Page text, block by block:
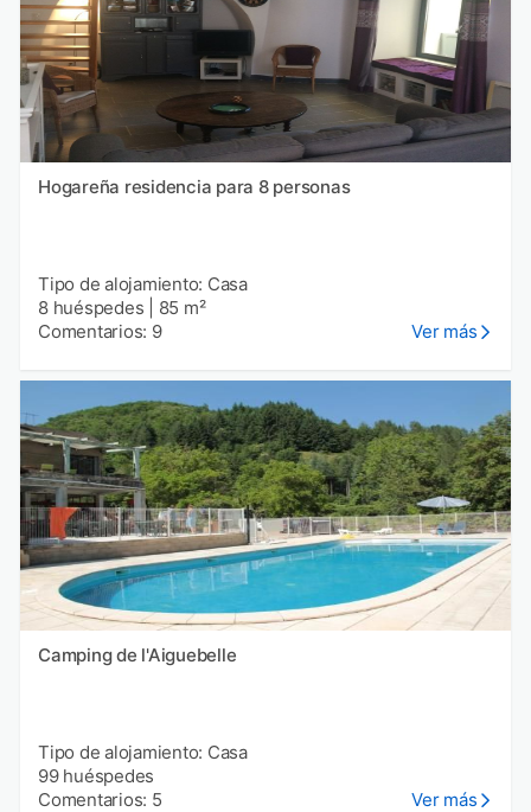
Hogareña residencia para 8 personas
Tipo de alojamiento: Casa
8 huéspedes
85 m²
Comentarios: 9
Ver más
Camping de l'Aiguebelle
Tipo de alojamiento: Casa
99 huéspedes
Comentarios: 5
Ver más